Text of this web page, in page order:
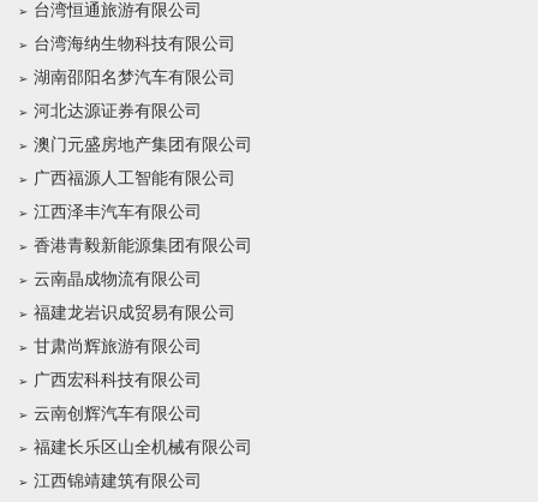
台湾恒通旅游有限公司
台湾海纳生物科技有限公司
湖南邵阳名梦汽车有限公司
河北达源证券有限公司
澳门元盛房地产集团有限公司
广西福源人工智能有限公司
江西泽丰汽车有限公司
香港青毅新能源集团有限公司
云南晶成物流有限公司
福建龙岩识成贸易有限公司
甘肃尚辉旅游有限公司
广西宏科科技有限公司
云南创辉汽车有限公司
福建长乐区山全机械有限公司
江西锦靖建筑有限公司